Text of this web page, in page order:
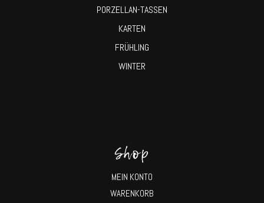
PORZELLAN-TASSEN
KARTEN
FRÜHLING
WINTER
Shop
MEIN KONTO
WARENKORB